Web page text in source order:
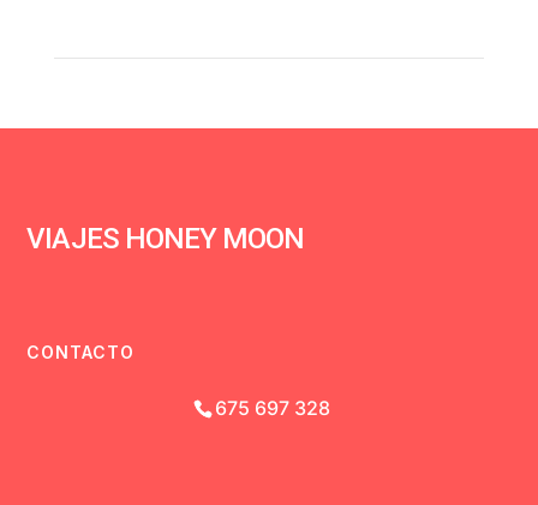
VIAJES HONEY MOON
CONTACTO
675 697 328